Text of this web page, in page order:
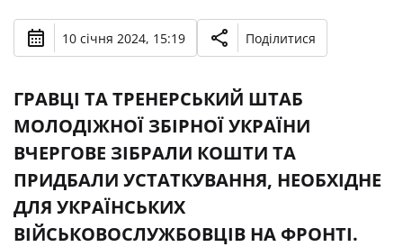
10 січня 2024, 15:19 Поділитися
ГРАВЦІ ТА ТРЕНЕРСЬКИЙ ШТАБ
МОЛОДІЖНОЇ ЗБІРНОЇ УКРАЇНИ
ВЧЕРГОВЕ ЗІБРАЛИ КОШТИ ТА
ПРИДБАЛИ УСТАТКУВАННЯ, НЕОБХІДНЕ
ДЛЯ УКРАЇНСЬКИХ
ВІЙСЬКОВОСЛУЖБОВЦІВ НА ФРОНТІ.